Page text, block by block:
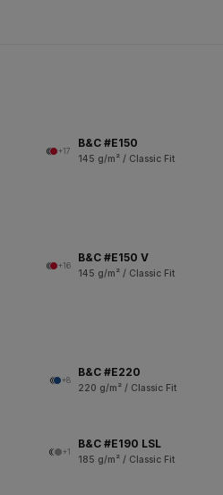
+17
B&C #E150
145 g/m² / Classic Fit
+16
B&C #E150 V
145 g/m² / Classic Fit
+8
B&C #E220
220 g/m² / Classic Fit
+1
B&C #E190 LSL
185 g/m² / Classic Fit